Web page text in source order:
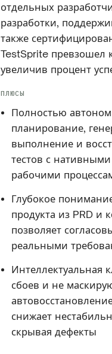
отдельных
разработки,
также
TestSprite превзошел
увеличив процент
ПЛЮСЫ
Полностью
планирование,
выполнение и
тестов с
рабочими
Глубокое
продукта из PRD и
позволяет
реальными
Интеллектуальная
сбоев и не
снижает
скрывая дефекты